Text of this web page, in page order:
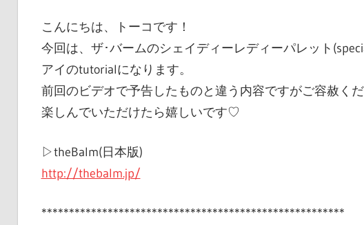
こんにちは、トーコです！
今回は、ザ･バームのシェイディーレディーパレット
アイのtutorialになります。
前回のビデオで予告したものと違う内容ですがご容赦く
楽しんでいただけたら嬉しいです♡
▷theBalm(日本版)
http://thebalm.jp/
*******************************************************